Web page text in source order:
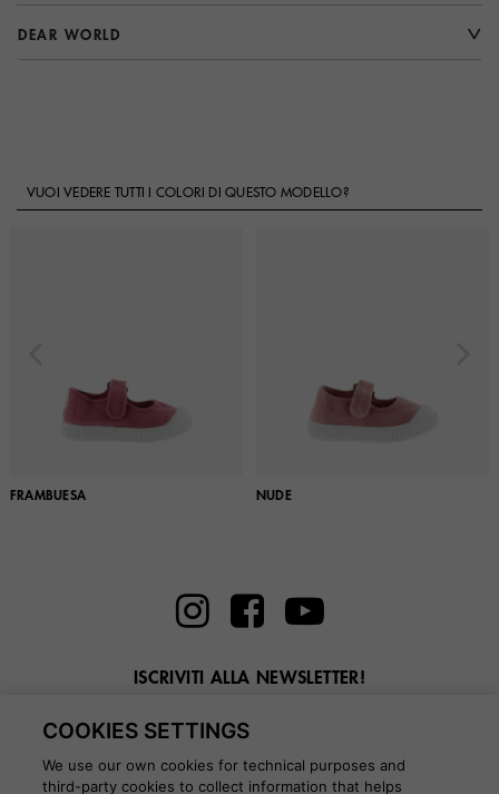
DEAR WORLD
VUOI VEDERE TUTTI I COLORI DI QUESTO MODELLO?
FRAMBUESA NUDE
ISCRIVITI ALLA NEWSLETTER!
COOKIES SETTINGS
We use our own cookies for technical purposes and
third-party cookies to collect information that helps